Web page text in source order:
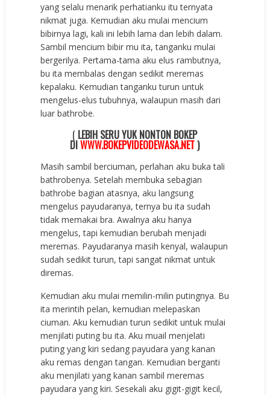
yang selalu menarik perhatianku itu ternyata
nikmat juga. Kemudian aku mulai mencium
bibirnya lagi, kali ini lebih lama dan lebih dalam.
Sambil mencium bibir mu ita, tanganku mulai
bergerilya. Pertama-tama aku elus rambutnya,
bu ita membalas dengan sedikit meremas
kepalaku. Kemudian tanganku turun untuk
mengelus-elus tubuhnya, walaupun masih dari
luar bathrobe.
( LEBIH SERU YUK NONTON BOKEP
DIWWW.BOKEPVIDEODEWASA.NET)
Masih sambil berciuman, perlahan aku buka tali
bathrobenya. Setelah membuka sebagian
bathrobe bagian atasnya, aku langsung
mengelus payudaranya, ternya bu ita sudah
tidak memakai bra. Awalnya aku hanya
mengelus, tapi kemudian berubah menjadi
meremas. Payudaranya masih kenyal, walaupun
sudah sedikit turun, tapi sangat nikmat untuk
diremas.
Kemudian aku mulai memilin-milin putingnya. Bu
ita merintih pelan, kemudian melepaskan
ciuman. Aku kemudian turun sedikit untuk mulai
menjilati puting bu ita. Aku muail menjelati
puting yang kiri sedang payudara yang kanan
aku remas dengan tangan. Kemudian berganti
aku menjilati yang kanan sambil meremas
payudara yang kiri. Sesekali aku gigit-gigit kecil,